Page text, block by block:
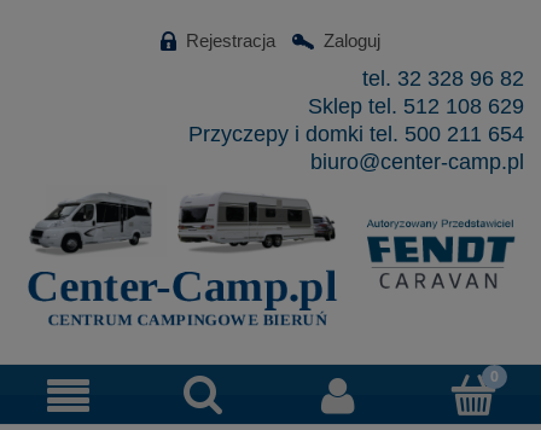
Rejestracja Zaloguj
tel. 32 328 96 82
Sklep tel. 512 108 629
Przyczepy i domki tel. 500 211 654
biuro@center-camp.pl